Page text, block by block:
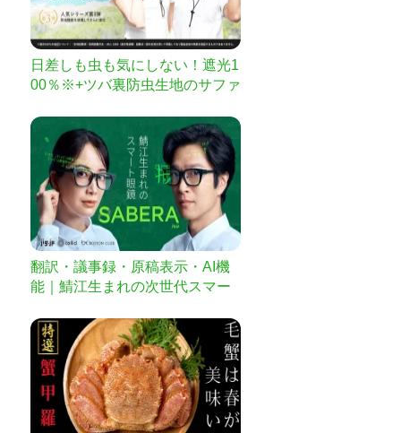
日差しも虫も気にしない！遮光1
00％※+ツバ裏防虫生地のサファ
翻訳・議事録・原稿表示・AI機
能｜鯖江生まれの次世代スマー